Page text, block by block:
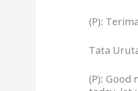
(P):
Tata
(P):